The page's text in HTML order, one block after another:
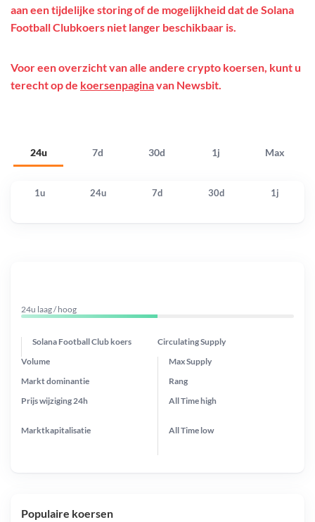
24u 7d 30d 1j Max
aan een tijdelijke storing of de mogelijkheid dat de Solana
Football Clubkoers niet langer beschikbaar is.
Voor een overzicht van alle andere crypto koersen, kunt u
terecht op de koersenpaginavan Newsbit.
1u 24u 7d 30d 1j
24u laag / hoog
Solana Football Club koers Circulating Supply
Prijs wijziging 24h
Max Supply
Markt dominantie
Marktkapitalisatie
Volume
Rang
All Timehigh
All Time low
Populaire koersen